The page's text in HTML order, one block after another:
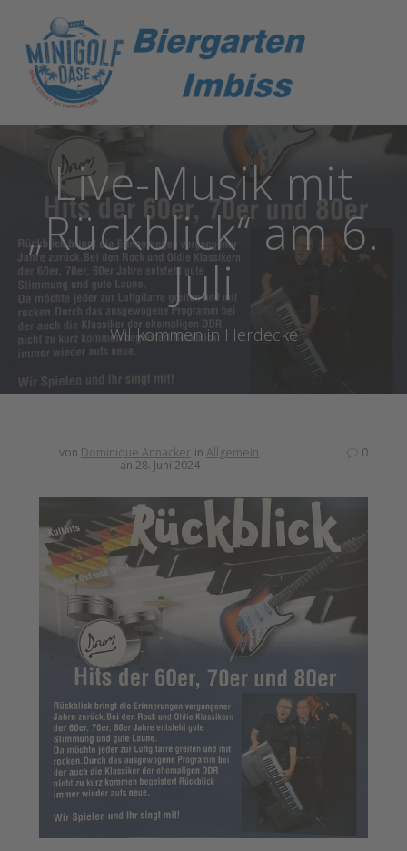
springen
Live-Musik mit
„Rückblick“ am 6.
Juli
Willkommen in Herdecke
von Dominique Annacker inAllgemein
an 28. Juni 2024
0